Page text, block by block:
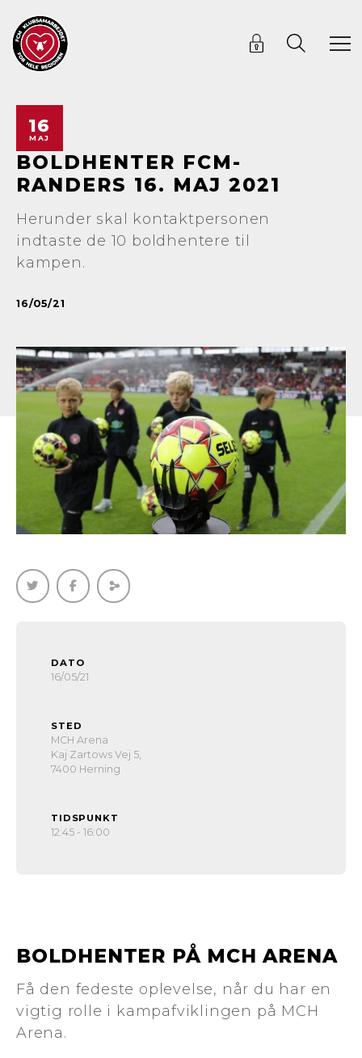
16
MAJ
BOLDHENTER FCM-
RANDERS 16. MAJ 2021
Herunder skal kontaktpersonen
indtaste de 10 boldhentere til
kampen.
16/05/21
DATO
16/05/21
STED
MCH Arena
Kaj Zartows Vej 5,
7400 Herning
TIDSPUNKT
12:45 - 16:00
BOLDHENTER PÅ MCH ARENA
Få den fedeste oplevelse, når du har en
vigtig rolle i kampafviklingen på MCH
Arena.